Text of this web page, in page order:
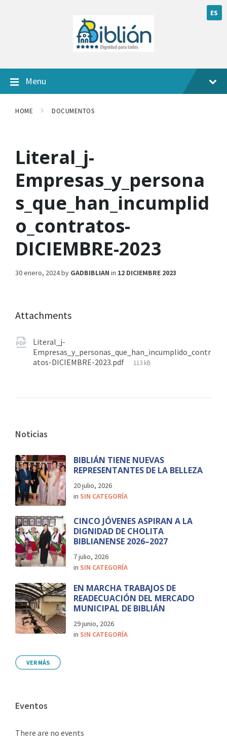
ES
Menu
HOME DOCUMENTOS
Literal_j-
Empresas_y_persona
s_que_han_incumplid
o_contratos-
DICIEMBRE-2023
30 enero, 2024by GADBIBLIAN in 12 DICIEMBRE 2023
Attachments
Literal_j-
Empresas_y_personas_que_han_incumplido_contr
atos-DICIEMBRE-2023.pdf
113 kB
Noticias
BIBLIÁN TIENE NUEVAS
REPRESENTANTES DE LA BELLEZA
20 julio, 2026
in SIN CATEGORÍA
CINCO JÓVENES ASPIRAN A LA
DIGNIDAD DE CHOLITA
BIBLIANENSE 2026–2027
7 julio, 2026
in SIN CATEGORÍA
EN MARCHA TRABAJOS DE
READECUACIÓN DEL MERCADO
MUNICIPAL DE BIBLIÁN
29 junio, 2026
in SIN CATEGORÍA
VER MÁS
Eventos
There are no events